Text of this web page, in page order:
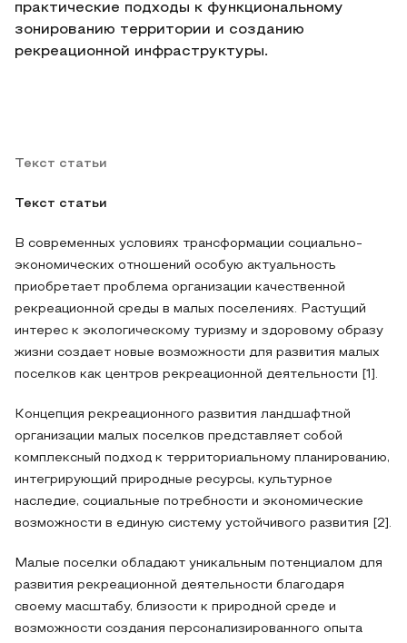
практические подходы к функциональному
зонированию территории и созданию
рекреационной инфраструктуры.
Текст статьи
Текст статьи
В современных условиях трансформации социально-
экономических отношений особую актуальность
приобретает проблема организации качественной
рекреационной среды в малых поселениях. Растущий
интерес к экологическому туризму и здоровому образу
жизни создает новые возможности для развития малых
поселков как центров рекреационной деятельности [1].
Концепция рекреационного развития ландшафтной
организации малых поселков представляет собой
комплексный подход к территориальному планированию,
интегрирующий природные ресурсы, культурное
наследие, социальные потребности и экономические
возможности в единую систему устойчивого развития [2].
Малые поселки обладают уникальным потенциалом для
развития рекреационной деятельности благодаря
своему масштабу, близости к природной среде и
возможности создания персонализированного опыта